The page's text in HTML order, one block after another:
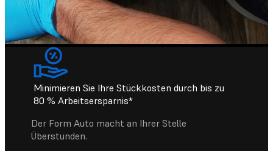
Minimieren Sie Ihre Stückkosten durch bis zu
80 % Arbeitsersparnis*
Der Form Auto macht an Ihrer Stelle
Überstunden.